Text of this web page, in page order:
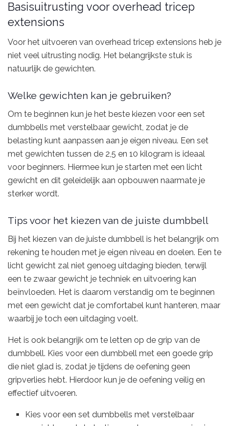
Basisuitrusting voor overhead tricep
extensions
Voor het uitvoeren van overhead tricep extensions heb je
niet veel uitrusting nodig. Het belangrijkste stuk is
natuurlijk de gewichten.
Welke gewichten kan je gebruiken?
Om te beginnen kun je het beste kiezen voor een set
dumbbells met verstelbaar gewicht, zodat je de
belasting kunt aanpassen aan je eigen niveau. Een set
met gewichten tussen de 2,5 en 10 kilogram is ideaal
voor beginners. Hiermee kun je starten met een licht
gewicht en dit geleidelijk aan opbouwen naarmate je
sterker wordt.
Tips voor het kiezen van de juiste dumbbell
Bij het kiezen van de juiste dumbbell is het belangrijk om
rekening te houden met je eigen niveau en doelen. Een te
licht gewicht zal niet genoeg uitdaging bieden, terwijl
een te zwaar gewicht je techniek en uitvoering kan
beïnvloeden. Het is daarom verstandig om te beginnen
met een gewicht dat je comfortabel kunt hanteren, maar
waarbij je toch een uitdaging voelt.
Het is ook belangrijk om te letten op de grip van de
dumbbell. Kies voor een dumbbell met een goede grip
die niet glad is, zodat je tijdens de oefening geen
gripverlies hebt. Hierdoor kun je de oefening veilig en
effectief uitvoeren.
Kies voor een set dumbbells met verstelbaar